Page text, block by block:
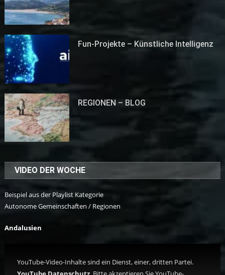
Fun-Projekte – Künstliche Intelligenz
REGIONEN – BLOG
VIDEO DER WOCHE
Beispiel aus der Playlist Kategorie
Autonome Gemeinschaften / Regionen
Andalusien
YouTube-Video-Inhalte sind ein Dienst, einer, dritten Partei.